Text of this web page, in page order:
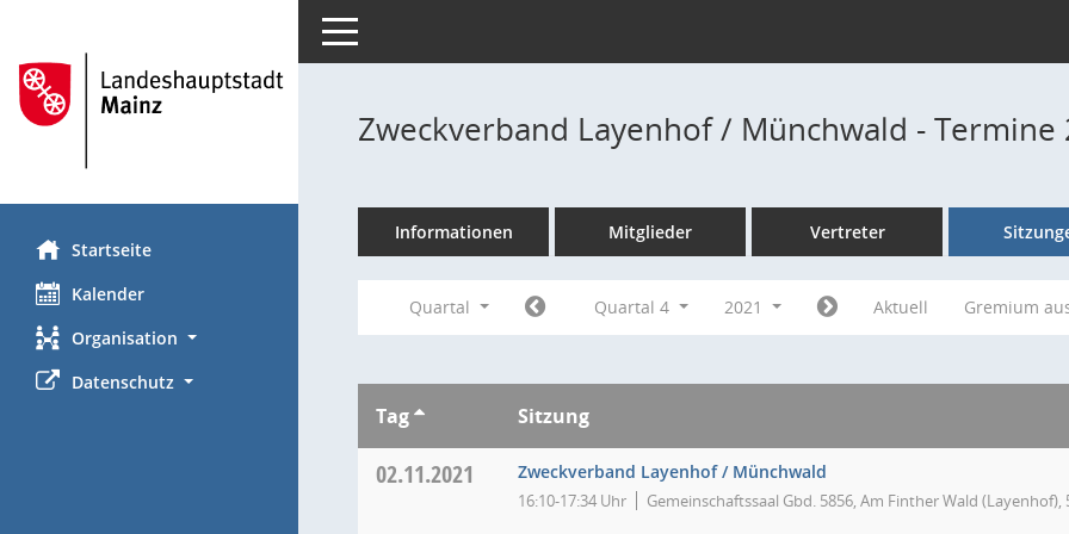
Startseite
Kalender
Organisation
Datenschutz
Toggle navigation
Zweckverband Layenhof / Münchwald - Termine
Informationen Mitglieder Vertreter
Quartal Quartal 4 2021 Aktuell Gremium
Tag Sitzung
02.11.2021 Zweckverband Layenhof / Münchwald
16:10-17:34 Uhr Gemeinschaftssaal Gbd. 5856, Am Finther Wald (Layenhof),